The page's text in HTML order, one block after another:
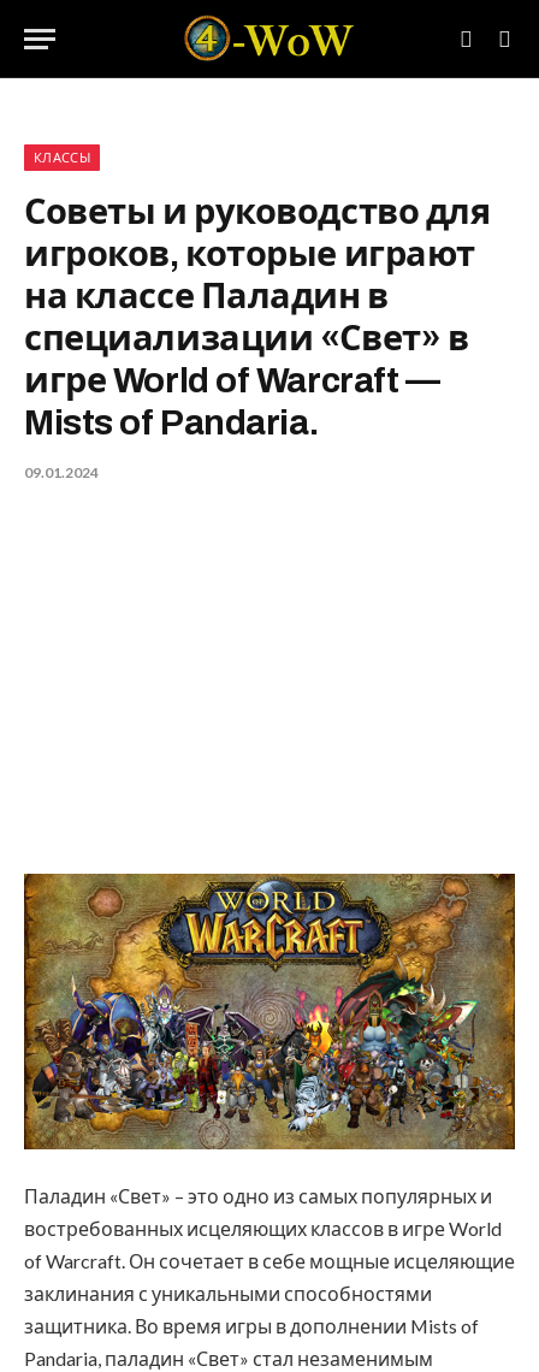
КЛАССЫ
Советы и руководство для
игроков, которые играют
на классе Паладин в
специализации «Свет» в
игре World of Warcraft —
Mists of Pandaria.
09.01.2024
Паладин «Свет» – это одно из самых популярных и
востребованных исцеляющих классов в игре World
of Warcraft. Он сочетает в себе мощные исцеляющие
заклинания с уникальными способностями
защитника. Во время игры в дополнении Mists of
Pandaria, паладин «Свет» стал незаменимым